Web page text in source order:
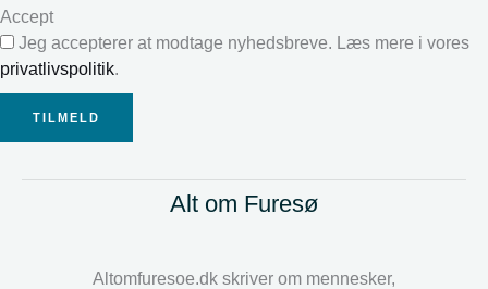
Accept
Jeg accepterer at modtage nyhedsbreve. Læs mere i vores
privatlivspolitik.
TILMELD
Alt om Furesø
Altomfuresoe.dk skriver om mennesker,